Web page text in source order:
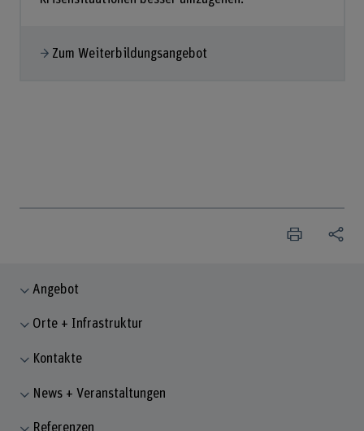
Zum Weiterbildungsangebot
Angebot
Orte + Infrastruktur
Kontakte
News + Veranstaltungen
Referenzen